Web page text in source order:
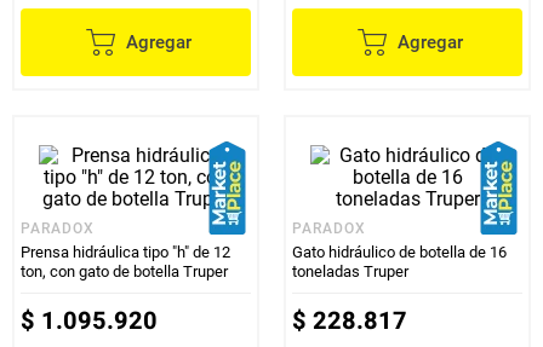
Agregar Agregar
PARADOX
Prensa hidráulica tipo "h" de 12
ton, con gato de botella Truper
$ 1.095.920
PARADOX
Gato hidráulico de botella de 16
toneladas Truper
$ 228.817